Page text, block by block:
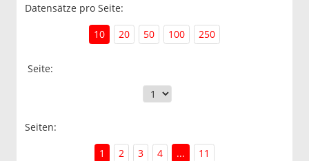
Datensätze pro Seite:
10
20 50 100 250
Seite:
Seiten:
1
2 3 4 ... 11